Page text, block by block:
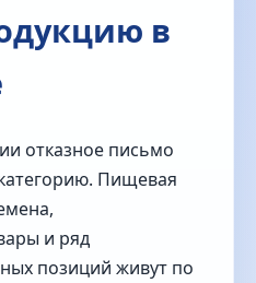
в
отказное письмо
Пищевая
и ряд
позиций живут по